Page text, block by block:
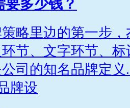
多少钱？
略里边的第一步
节、文字环节、
司的知名品牌定义